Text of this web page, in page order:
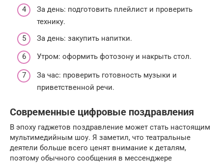
За день: подготовить плейлист и проверить
технику.
За день: закупить напитки.
Утром: оформить фотозону и накрыть стол.
За час: проверить готовность музыки и
приветственной речи.
Современные цифровые поздравления
В эпоху гаджетов поздравление может стать настоящим
мультимедийным шоу. Я заметил, что театральные
деятели больше всего ценят внимание к деталям,
поэтому обычного сообщения в мессенджере